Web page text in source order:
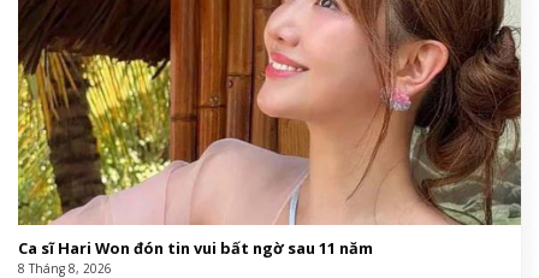
Ca sĩ Hari Won đón tin vui bất ngờ sau 11 năm
8 Tháng 8, 2026